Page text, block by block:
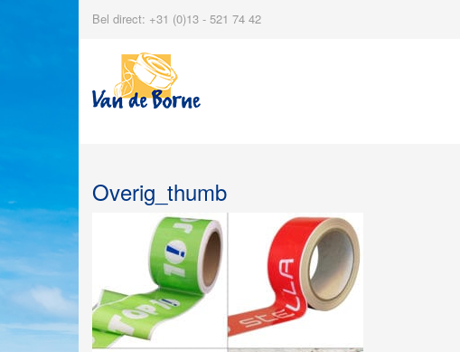
Bel direct: +31 (0)13 - 521 74 42
Overig_thumb